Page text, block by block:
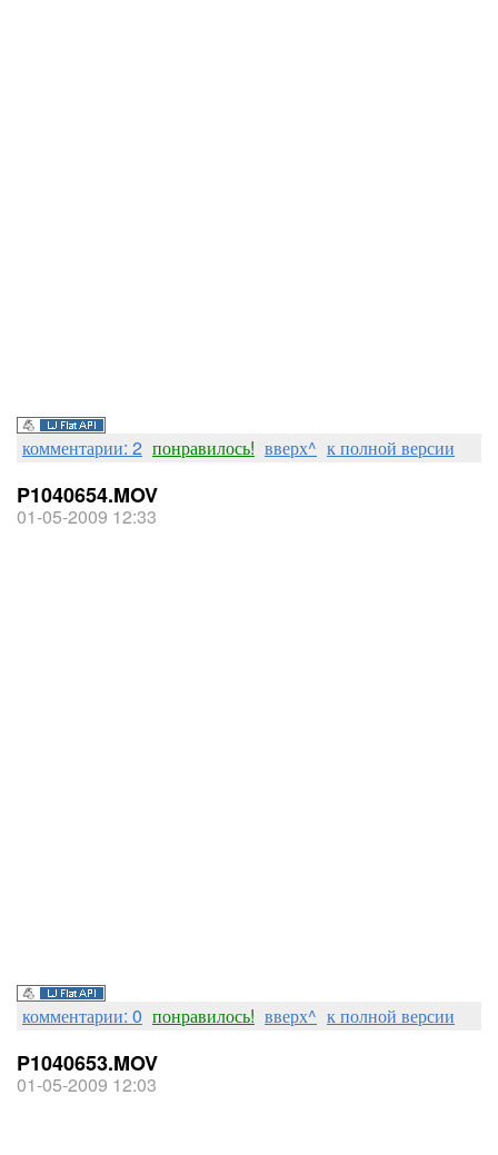
комментарии: 2 понравилось! вверх^ к полной версии
P1040654.MOV
01-05-2009 12:33
комментарии: 0 понравилось! вверх^ к полной версии
P1040653.MOV
01-05-2009 12:03